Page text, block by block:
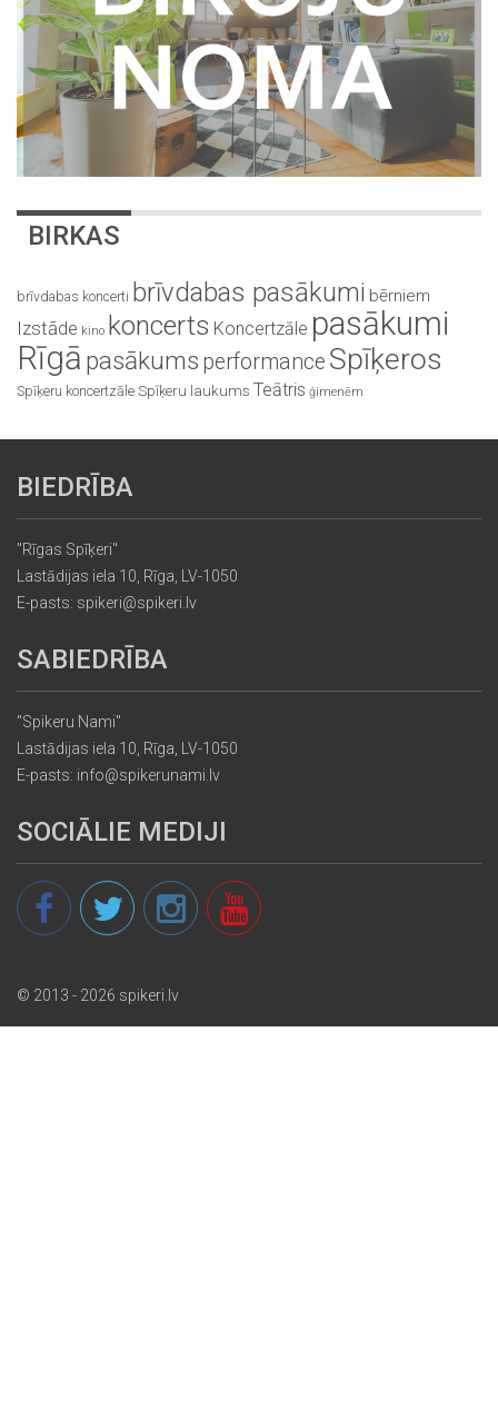
BIRKAS
brīvdabas koncerti brīvdabas pasākumi bērniem
Izstāde kino koncerts Koncertzāle pasākumi
Rīgā pasākums performance Spīķeros
Spīķeru koncertzāle Spīķeru laukums Teātris ģimenēm
BIEDRĪBA
"Rīgas Spīķeri"
Lastādijas iela 10, Rīga, LV-1050
E-pasts: spikeri@spikeri.lv
SABIEDRĪBA
"Spikeru Nami"
Lastādijas iela 10, Rīga, LV-1050
E-pasts: info@spikerunami.lv
SOCIĀLIE MEDIJI
© 2013 - 2026 spikeri.lv